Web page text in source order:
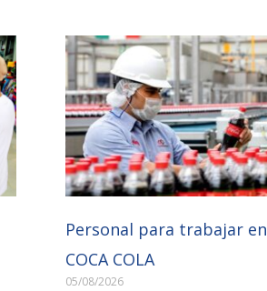
Personal para trabajar en
COCA COLA
05/08/2026